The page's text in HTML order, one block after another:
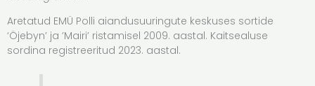
Aretatud EMÜ Polli aiandusuuringute keskuses sortide
‘Öjebyn’ ja ’Mairi’ ristamisel 2009. aastal. Kaitsealuse
sordina registreeritud 2023. aastal.